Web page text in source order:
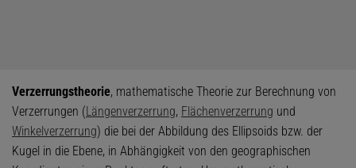
Verzerrungstheorie, mathematische Theorie zur Berechnung von
Verzerrungen (Längenverzerrung, Flächenverzerrung und
Winkelverzerrung) die bei der Abbildung des Ellipsoids bzw. der
Kugel in die Ebene, in Abhängigkeit von den geographischen